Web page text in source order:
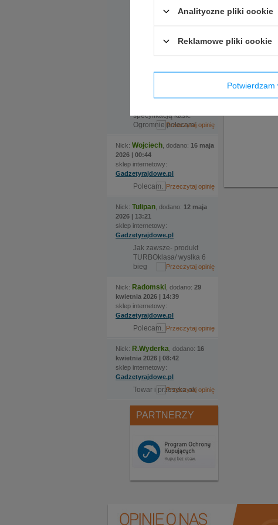
nadmieniona
kasku jaki nas
dopasowany zarówno
specyfikacją kask.
Ogromnie polecam!
Nick: Wojciech , dodano: 16 maja
2026 | 00:44
sklep internetowy:
Gadzetyrajdowe.pl
Polecam.
Nick: Tulipan , dodano: 12 maja
2026 | 13:21
sklep internetowy:
Gadzetyrajdowe.pl
Jak zawsze- produkt
TURBOklasa/ wyslka 6
bieg
Nick: Radomski , dodano: 29
kwietnia 2026 | 14:39
sklep internetowy:
Gadzetyrajdowe.pl
Polecam.
Nick: R.Wyderka , dodano: 16
kwietnia 2026 | 08:42
sklep internetowy:
Gadzetyrajdowe.pl
Towar i przesyka ok
PARTNERZY
Jeżeli
Analityczne pliki cookie
Reklamowe pliki cookie
Potwierdzam